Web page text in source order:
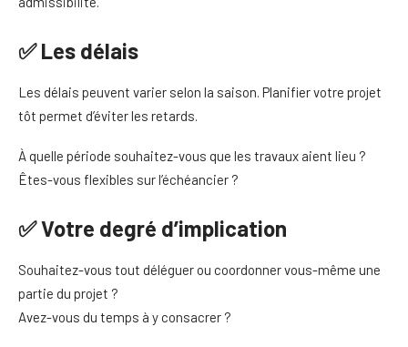
✅ Les délais
Les délais peuvent varier selon la saison. Planifier votre projet
tôt permet d’éviter les retards.
À quelle période souhaitez-vous que les travaux aient lieu ?
Êtes-vous flexibles sur l’échéancier ?
✅ Votre degré d’implication
Souhaitez-vous tout déléguer ou coordonner vous-même une
partie du projet ?
Avez-vous du temps à y consacrer ?